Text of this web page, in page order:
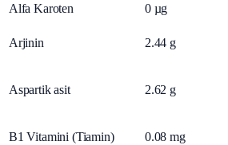
Alfa Karoten 0 µg
Arjinin 2.44 g
Aspartik asit 2.62 g
B1 Vitamini (Tiamin) 0.08 mg